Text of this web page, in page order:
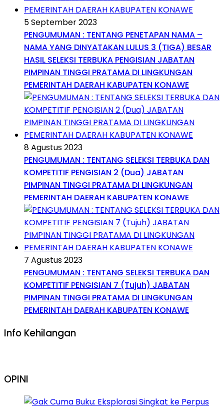
5 September 2023
PENGUMUMAN : TENTANG PENETAPAN NAMA –
NAMA YANG DINYATAKAN LULUS 3 (TIGA) BESAR
HASIL SELEKSI TERBUKA PENGISIAN JABATAN
PIMPINAN TINGGI PRATAMA DI LINGKUNGAN
PEMERINTAH DAERAH KABUPATEN KONAWE
8 Agustus 2023
PENGUMUMAN : TENTANG SELEKSI TERBUKA DAN
KOMPETITIF PENGISIAN 2 (Dua) JABATAN
PIMPINAN TINGGI PRATAMA DI LINGKUNGAN
PEMERINTAH DAERAH KABUPATEN KONAWE
7 Agustus 2023
PENGUMUMAN : TENTANG SELEKSI TERBUKA DAN
KOMPETITIF PENGISIAN 7 (Tujuh) JABATAN
PIMPINAN TINGGI PRATAMA DI LINGKUNGAN
PEMERINTAH DAERAH KABUPATEN KONAWE
Info Kehilangan
OPINI